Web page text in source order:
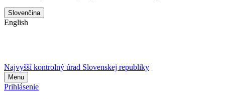
Slovenčina
English
Najvyšší kontrolný úrad Slovenskej republiky
Menu
Prihlásenie